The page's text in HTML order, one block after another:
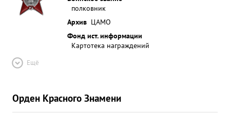
полковник
Архив ЦАМО
Фонд ист. информации
Картотека награждений
Ещё
Орден Красного Знамени